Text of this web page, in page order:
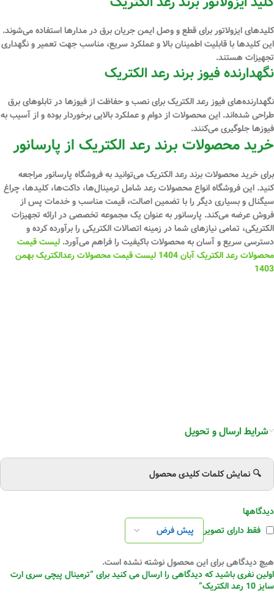
کلیدهای ایزولاتور برای قطع و وصل ایمن جریان برق در مدارها استفاده می‌شوند.
این کلیدها با قابلیت اطمینان بالا و عملکرد سریع، مناسب جهت تعمیر و نگهداری
تجهیزات هستند.
نگهدارنده فیوز برند رعد الکتریک
نگهدارنده‌های فیوز رعد الکتریک برای نصب و حفاظت از فیوزها در تابلوهای برق
طراحی شده‌اند. این محصولات از دوام و عملکرد بالایی برخوردار بوده و از آسیب به
فیوزها جلوگیری می‌کنند.
خرید محصولات برند رعد الکتریک از پارسانور
برای خرید محصولات برند رعد الکتریک می‌توانید به فروشگاه پارسانور مراجعه
کنید. این فروشگاه انواع محصولات رعد شامل ترمینال‌ها، داکت‌ها، کلیدها، چراغ
سیگنال و بسیاری دیگر را با تضمین اصالت، قیمت مناسب و خدمات پس از
فروش عرضه می‌کند. پارسانور به عنوان یک مجموعه تخصصی در ارائه تجهیزات
الکتریکی، تمامی نیازهای شما در زمینه اتصالات الکتریکی را برآورده کرده و
دسترسی سریع و آسان به محصولات باکیفیت را فراهم می‌آورد. لیست قیمت
محصولات رعد الکتریک آبان 1404
لیست قیمت محصولات رعدالکتریک بهمن
1403
شرایط ارسال و تحویل
🔍 نمایش کلمات کلیدی محصول
دیدگاهها
فقط دارای تصویر
هیچ دیدگاهی برای این محصول نوشته نشده است.
اولین نفری باشید که دیدگاهی را ارسال می کنید برای “ترمینال پیچی سری ارت
سایز 10 رعد الکتریک”